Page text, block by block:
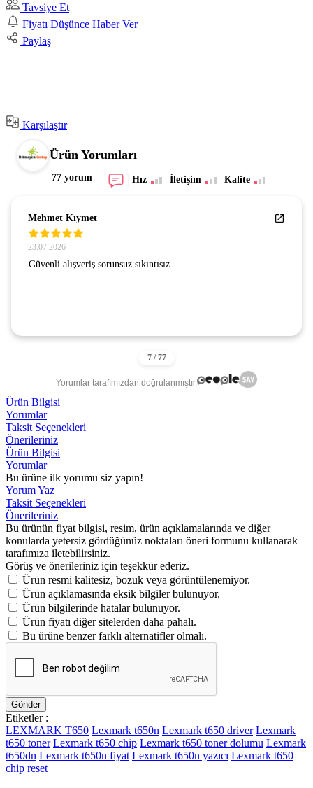
Tavsiye Et
Fiyatı Düşünce Haber Ver
Paylaş
Karşılaştır
Ürün Yorumları
77 yorum Hız İletişim Kalite
Mehmet Kıymet
23.07.2026
Güvenli alışveriş sorunsuz sıkıntısız
Yorumlar tarafımızdan doğrulanmıştır.
Ürün Bilgisi
Yorumlar
Taksit Seçenekleri
Önerileriniz
Ürün Bilgisi
Yorumlar
Bu ürüne ilk yorumu siz yapın!
Yorum Yaz
Taksit Seçenekleri
Önerileriniz
Bu ürünün fiyat bilgisi, resim, ürün açıklamalarında ve diğer
konularda yetersiz gördüğünüz noktaları öneri formunu kullanarak
tarafımıza iletebilirsiniz.
Görüş ve önerileriniz için teşekkür ederiz.
Ürün resmi kalitesiz, bozuk veya görüntülenemiyor.
Ürün açıklamasında eksik bilgiler bulunuyor.
Ürün bilgilerinde hatalar bulunuyor.
Ürün fiyatı diğer sitelerden daha pahalı.
Bu ürüne benzer farklı alternatifler olmalı.
Gönder
Etiketler :
LEXMARK T650 Lexmark t650n Lexmark t650 driver Lexmark
t650 toner Lexmark t650 chip Lexmark t650 toner dolumu Lexmark
t650dn Lexmark t650n fiyat Lexmark t650n yazıcı Lexmark t650
chip reset